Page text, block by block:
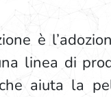
è
linea di
aiuta la